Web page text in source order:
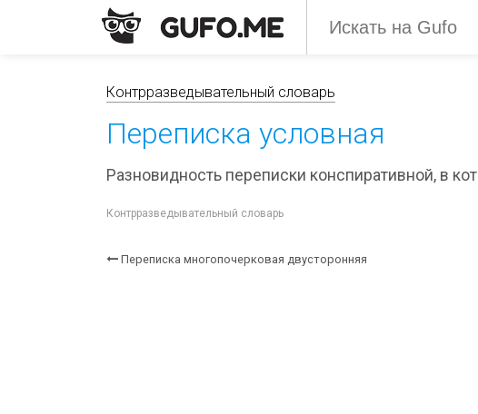
Контрразведывательный словарь
Переписка условная
Разновидность переписки конспиративной, в
Контрразведывательный словарь
Переписка многопочерковая двусторонняя